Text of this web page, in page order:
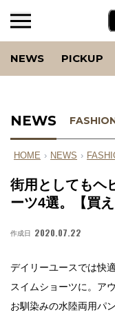
NEWS PICKUP
NEWS
HOME › NEWS ›
街用としてもヘ
ーツ4選。【買
作成日 2020.07.22
デイリーユースでは快
スイムショーツに。ア
お馴染みの水陸両用パン